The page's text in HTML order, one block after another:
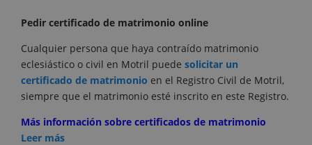
Pedir certificado de matrimonio online
Cualquier persona que haya contraído matrimonio
eclesiástico o civil en Motril puede solicitar un
certificado de matrimonio en el Registro Civil de Motril,
siempre que el matrimonio esté inscrito en este Registro.
Más información sobre certificados de matrimonio
Leer más